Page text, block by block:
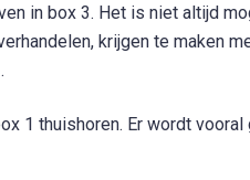
in box 3. Het is niet altijd
krijgen te maken
1 thuishoren. Er wordt